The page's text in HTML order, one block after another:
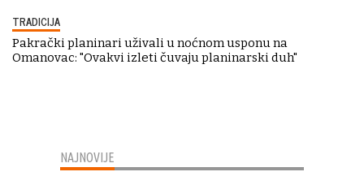
TRADICIJA
Pakrački planinari uživali u noćnom usponu na
Omanovac: "Ovakvi izleti čuvaju planinarski duh"
NAJNOVIJE